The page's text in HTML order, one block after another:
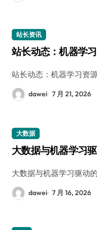
站长资讯
站长动态：机器学
站长动态：机器学习资
dawei 7 月 21, 2026
大数据
大数据与机器学习
大数据与机器学习驱
dawei 7 月 16, 2026